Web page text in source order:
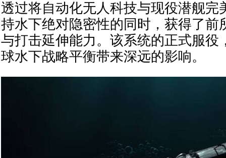
透过将自动化无人科技与现役潜舰完
持水下绝对隐密性的同时，获得了前
与打击延伸能力。该系统的正式服役
球水下战略平衡带来深远的影响。